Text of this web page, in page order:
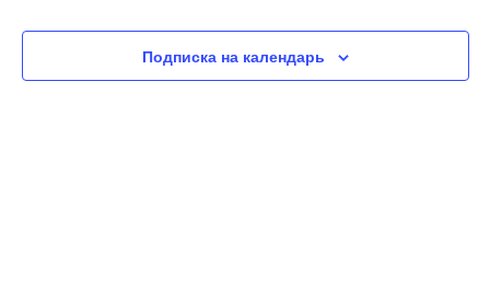
Подписка на календарь